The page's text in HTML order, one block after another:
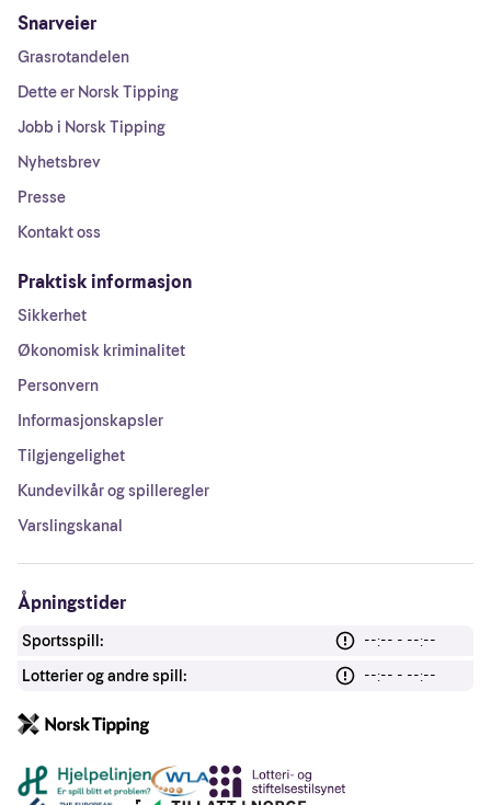
Snarveier
Grasrotandelen
Dette er Norsk Tipping
Jobb i Norsk Tipping
Nyhetsbrev
Presse
Kontakt oss
Praktisk informasjon
Sikkerhet
Økonomisk kriminalitet
Personvern
Informasjonskapsler
Tilgjengelighet
Kundevilkår og spilleregler
Varslingskanal
Åpningstider
Sportsspill:
--:-- - --:--
Lotterier og andre spill:
--:-- - --:--
Andre lenker